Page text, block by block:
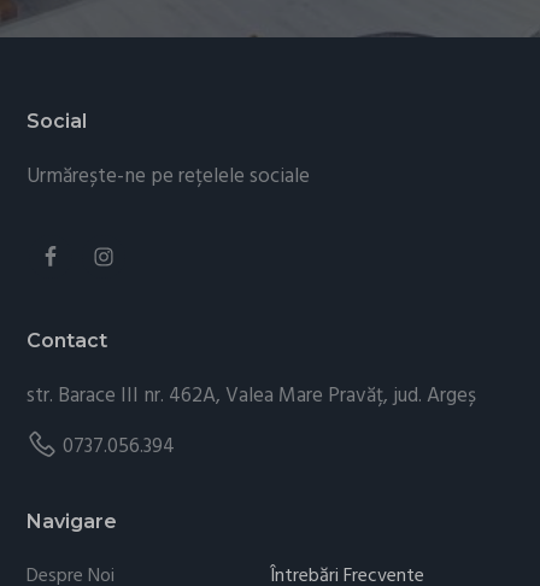
Footer
Social
Urmărește-ne pe rețelele sociale
Contact
str. Barace III nr. 462A, Valea Mare Pravăț, jud. Argeș
0737.056.394
Navigare
Despre Noi Întrebări Frecvente
ttcsid_D8IOFCBC77UE550KAJE0